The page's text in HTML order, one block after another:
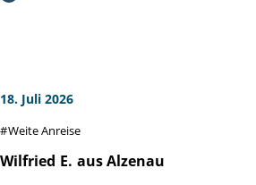
Ich wünsche dem gesamten Team
18. Juli 2026
Weite Anreise
Wilfried E. aus Alzenau